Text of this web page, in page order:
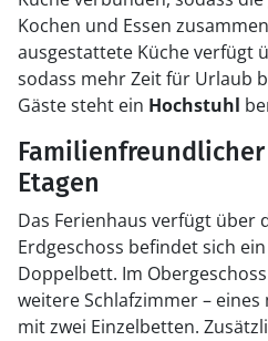
Kochen und Essen
ausgestattete Küche verfügt
sodass mehr Zeit für Urlaub
Gäste steht ein Hochstuhl
Etagen
Das Ferienhaus verfügt über
Erdgeschoss befindet sich
Doppelbett. Im
weitere Schlafzimmer –
mit zwei Einzelbetten.